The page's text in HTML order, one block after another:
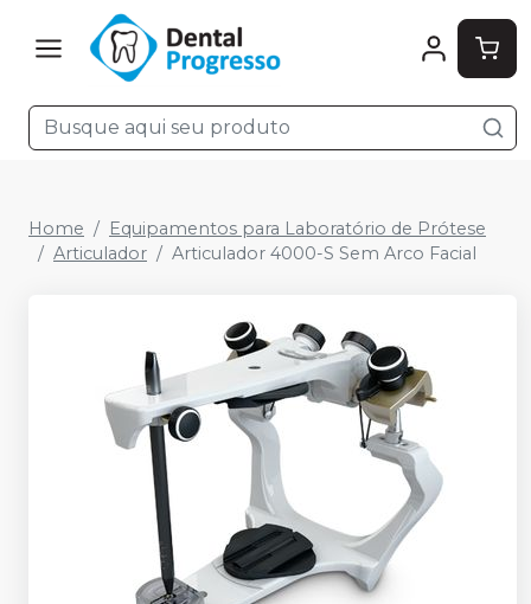
Home
Equipamentos para Laboratório de Prótese
Articulador
Articulador 4000-S Sem Arco Facial